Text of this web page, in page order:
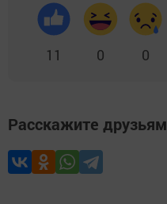
11 0 0
Расскажите друзьям